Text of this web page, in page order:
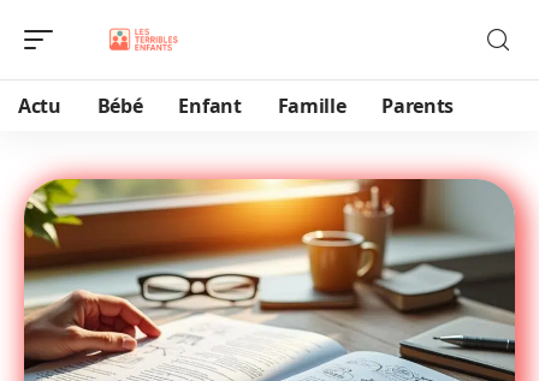
Actu Bébé Enfant Famille Parents